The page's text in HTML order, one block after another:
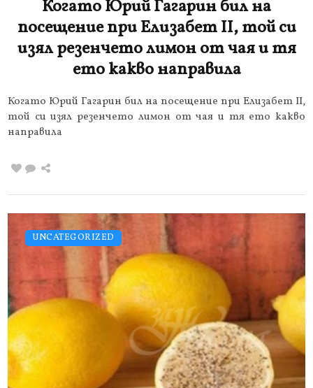
Когато Юрий Гагарин бил на
посещение при Елизабет II, той си
изял резенчето лимон от чая и тя
ето какво направила
Когато Юрий Гагарин бил на посещение при Елизабет II,
той си изял резенчето лимон от чая и тя ето какво
направила
UNCATEGORIZED